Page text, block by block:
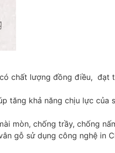
chất lượng đồng điều, đạt
tăng khả năng chịu lực của
mòn, chống trầy, chống
gỗ sử dụng công nghệ in